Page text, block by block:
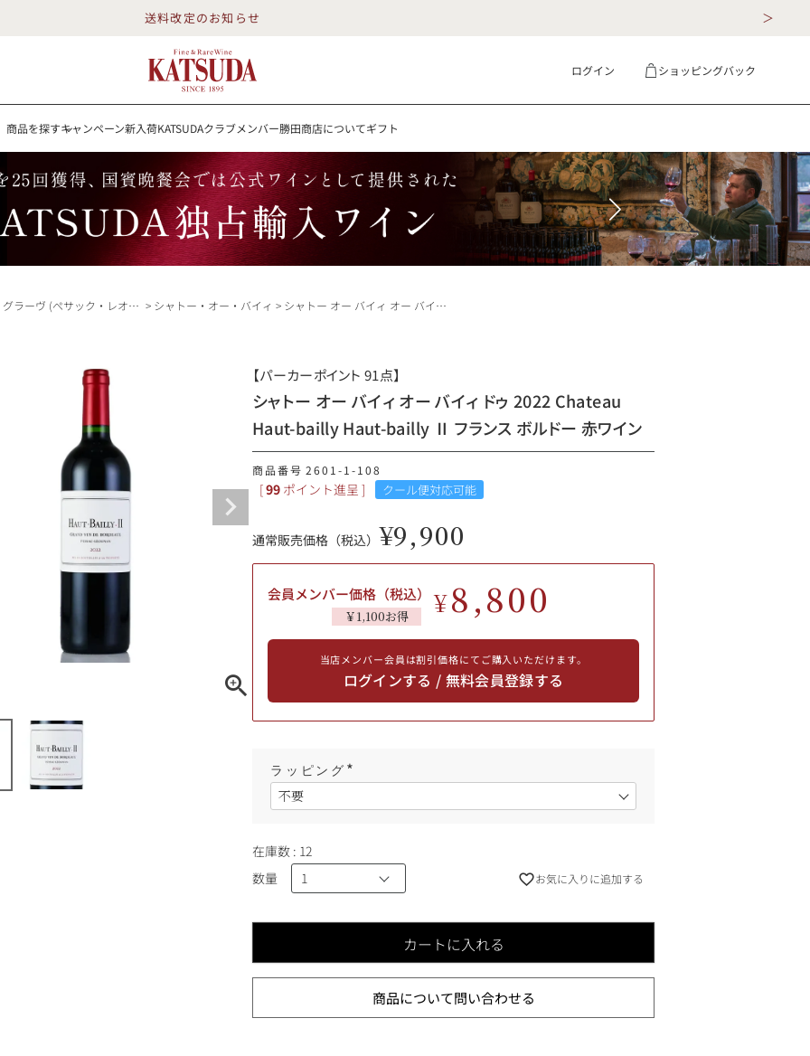
送料改定のお知らせ
ログイン ショッピングバック
商品を探すキャンペーン新入荷KATSUDAクラブメンバー勝田商店についてギフト
送料改定のお知らせ
探すキャンペーン新入荷KATSUDAクラブメンバー勝田商店についてギフト
白ワイン スパークリング ロゼワイン RP100点
勝田商店について
ギフトラッピング
ブルゴーニュ
カリフォルニア
ドイツ
赤ワイン
スパークリング ロゼワイン
10,000円〜39,999円
80,000円〜99,999円
LINE
ラーヴ (ぺサック・レオニャン) シャトー・オー・バイィ シャトー オー バイィ オー バイィ ドゥ 2022 Chateau Haut-bailly Haut-bailly Ⅱ フランス ボルドー 赤ワイン
【パーカーポイント 91点】
シャトー オー バイィ オー バイィ ドゥ 2022 Chateau
Haut-bailly Haut-bailly Ⅱ フランス ボルドー 赤ワイン
商品番号 2601-1-108
[99 ポイント進呈 ] クール便対応可能
通常販売価格（税込） ¥9,900
会員メンバー価格（税込）
￥1,100お得 ¥8,800
当店メンバー会員は割引価格にてご購入いただけます。
ログインする / 無料会員登録する
ラッピング
(
須
在庫数 12
お気に入りに追加する
数量
カートに入れる
商品について問い合わせる